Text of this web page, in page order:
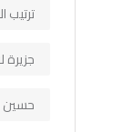
ترتيب
جزيرة
حسين